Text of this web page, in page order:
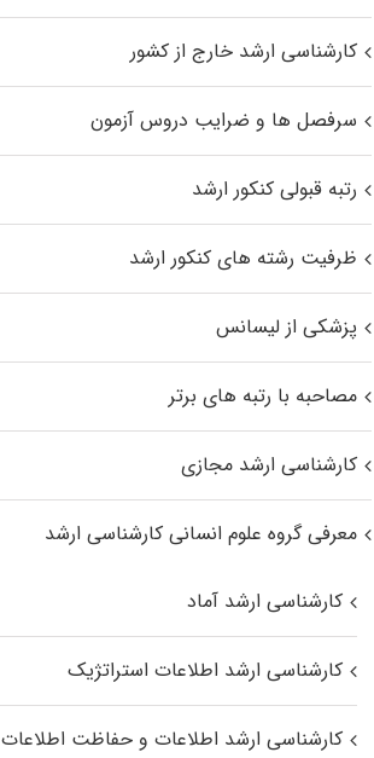
کارشناسی ارشد خارج از کشور
سرفصل ها و ضرایب دروس آزمون
رتبه قبولی کنکور ارشد
ظرفیت رشته های کنکور ارشد
پزشکی از لیسانس
مصاحبه با رتبه های برتر
کارشناسی ارشد مجازی
معرفی گروه علوم انسانی کارشناسی ارشد
کارشناسی ارشد آماد
کارشناسی ارشد اطلاعات استراتژیک
کارشناسی ارشد اطلاعات و حفاظت اطلاعات